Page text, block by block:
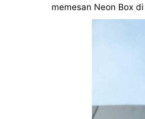
memesan Neon Box di